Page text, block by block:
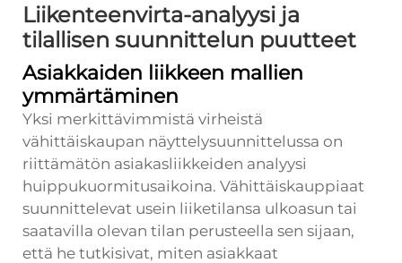
Liikenteenvirta-analyysi ja
tilallisen suunnittelun puutteet
Asiakkaiden liikkeen mallien
ymmärtäminen
Yksi merkittävimmistä virheistä
vähittäiskaupan näyttelysuunnittelussa on
riittämätön asiakasliikkeiden analyysi
huippukuormitusaikoina. Vähittäiskauppiaat
suunnittelevat usein liiketilansa ulkoasun tai
saatavilla olevan tilan perusteella sen sijaan,
että he tutkisivat, miten asiakkaat